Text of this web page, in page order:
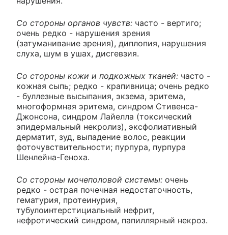
Со стороны органов чувств: часто - вертиго;
очень редко - нарушения зрения
(затуманивание зрения), диплопия, нарушения
слуха, шум в ушах, дисгевзия.
Со стороны кожи и подкожных тканей: часто -
кожная сыпь; редко - крапивница; очень редко
- буллезные высыпания, экзема, эритема,
многоформная эритема, синдром Стивенса-
Джонсона, синдром Лайелла (токсический
эпидермальный некролиз), эксфолиативный
дерматит, зуд, выпадение волос, реакции
фоточувствительности; пурпура, пурпура
Шенлейна-Геноха.
Со стороны мочеполовой системы: очень
редко - острая почечная недостаточность,
гематурия, протеинурия,
тубулоинтерстициальный нефрит,
нефротический синдром, папиллярный некроз.